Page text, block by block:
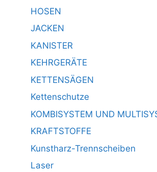
HOSEN
JACKEN
KANISTER
KEHRGERÄTE
KETTENSÄGEN
Kettenschutze
KOMBISYSTEM UND
KRAFTSTOFFE
Kunstharz-Trennscheiben
Laser